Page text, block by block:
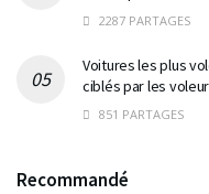
2287 PARTAGES
Voitures les plus
ciblés par les
851 PARTAGES
Recommandé